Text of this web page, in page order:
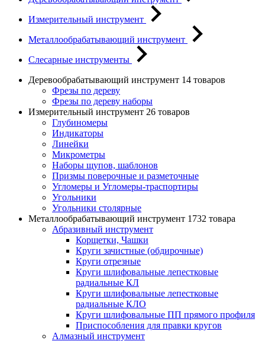
Измерительный инструмент
Металлообрабатывающий инструмент
Слесарные инструменты
Деревообрабатывающий инструмент 14 товаров
Фрезы по дереву
Фрезы по дереву наборы
Измерительный инструмент 26 товаров
Глубиномеры
Индикаторы
Линейки
Микрометры
Наборы щупов, шаблонов
Призмы поверочные и разметочные
Угломеры и Угломеры-траспортиры
Угольники
Угольники столярные
Металлообрабатывающий инструмент 1732 товара
Абразивный инструмент
Корщетки, Чашки
Круги зачистные (обдирочные)
Круги отрезные
Круги шлифовальные лепестковые
радиальные КЛ
Круги шлифовальные лепестковые
радиальные КЛО
Круги шлифовальные ПП прямого профиля
Приспособления для правки кругов
Алмазный инструмент